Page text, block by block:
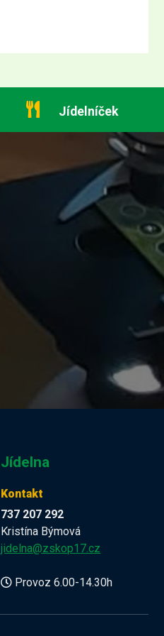
Jídelníček
Jídelna
Kontakt
737 207 292
Kristína Býmová
jidelna@zskop17.cz
Provoz 6.00-14.30h